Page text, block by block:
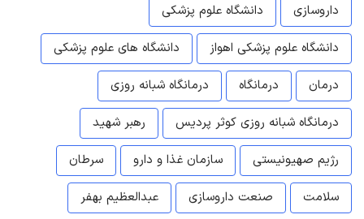
داروسازی
دانشگاه علوم پزشکی
دانشگاه علوم پزشکی اهواز
دانشگاه های علوم پزشکی
درمان
درمانگاه
درمانگاه شبانه روزی
درمانگاه شبانه روزی کوثر پردیس
رهبر شهید
رژیم صهیونیستی
سازمان غذا و دارو
سرطان
سلامت
صنعت داروسازی
عبدالعظیم بهفر